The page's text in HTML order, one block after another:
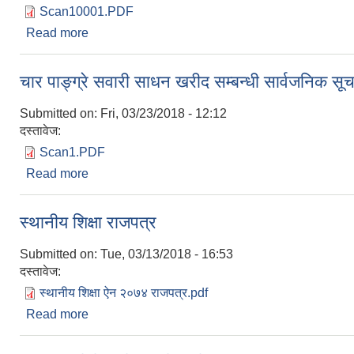
Scan10001.PDF
Read more
चार पाङ्ग्रे सवारी साधन खरीद सम्बन्धी सार्वजनिक
Submitted on: Fri, 03/23/2018 - 12:12
दस्तावेज:
Scan1.PDF
Read more
स्थानीय शिक्षा राजपत्र
Submitted on: Tue, 03/13/2018 - 16:53
दस्तावेज:
स्थानीय शिक्षा ऐन २०७४ राजपत्र.pdf
Read more